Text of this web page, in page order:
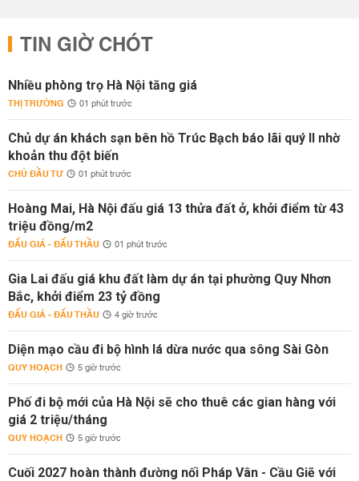
TIN GIỜ CHÓT
Nhiều phòng trọ Hà Nội tăng giá
THỊ TRƯỜNG 01 phút trước
Chủ dự án khách sạn bên hồ Trúc Bạch báo lãi quý II nhờ
khoản thu đột biến
CHỦ ĐẦU TƯ 01 phút trước
Hoàng Mai, Hà Nội đấu giá 13 thửa đất ở, khởi điểm từ 43
triệu đồng/m2
ĐẤU GIÁ - ĐẤU THẦU 01 phút trước
Gia Lai đấu giá khu đất làm dự án tại phường Quy Nhơn
Bắc, khởi điểm 23 tỷ đồng
ĐẤU GIÁ - ĐẤU THẦU 4 giờ trước
Diện mạo cầu đi bộ hình lá dừa nước qua sông Sài Gòn
QUY HOẠCH 5 giờ trước
Phố đi bộ mới của Hà Nội sẽ cho thuê các gian hàng với
giá 2 triệu/tháng
QUY HOẠCH 5 giờ trước
Cuối 2027 hoàn thành đường nối Pháp Vân - Cầu Giẽ với